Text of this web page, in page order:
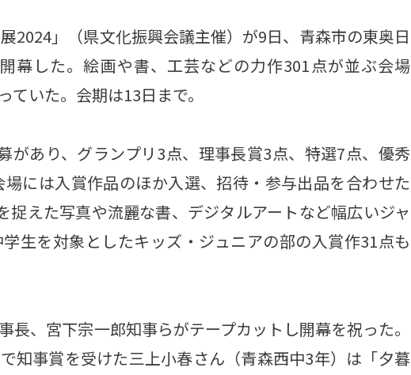
2024」（県文化振興会議主催）が9日、青森市の東奥日
幕した。絵画や書、工芸などの力作301点が並ぶ会場
いた。会期は13日まで。
があり、グランプリ3点、理事長賞3点、特選7点、優秀
には入賞作品のほか入選、招待・参与出品を合わせた
捉えた写真や流麗な書、デジタルアートなど幅広いジャ
生を対象としたキッズ・ジュニアの部の入賞作31点も
、宮下宗一郎知事らがテープカットし開幕を祝った。
知事賞を受けた三上小春さん（青森西中3年）は「夕暮